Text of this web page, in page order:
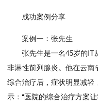
成功案例分享
案例一：张先生
张先生是一名45岁的IT
非淋性前列腺炎。他在云南
综合治疗后，症状明显减轻
示：“医院的综合治疗方案